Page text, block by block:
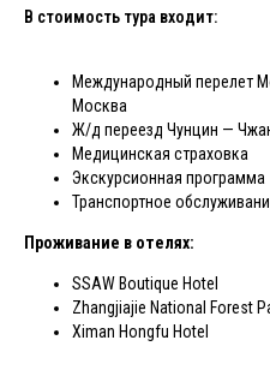
В стоимость тура входит:
Международный перелет
Москва
Ж/д переезд Чунцин —
Медицинская страховка
Экскурсионная программа
Транспортное
Проживание в отелях:
SSAW Boutique Hotel
Zhangjiajie National Forest
Ximan Hongfu Hotel